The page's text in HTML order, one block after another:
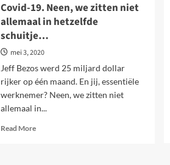
Covid-19. Neen, we zitten niet
allemaal in hetzelfde
schuitje…
mei 3, 2020
Jeff Bezos werd 25 miljard dollar
rijker op één maand. En jij, essentiële
werknemer? Neen, we zitten niet
allemaal in...
Read MoreRead